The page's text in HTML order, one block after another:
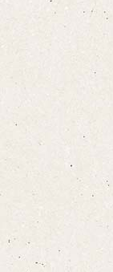
設備·アメニティ